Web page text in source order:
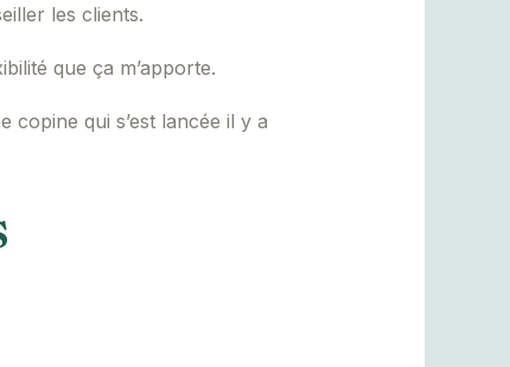
les clients.
que ça m’apporte.
copine qui s’est lancée il y a